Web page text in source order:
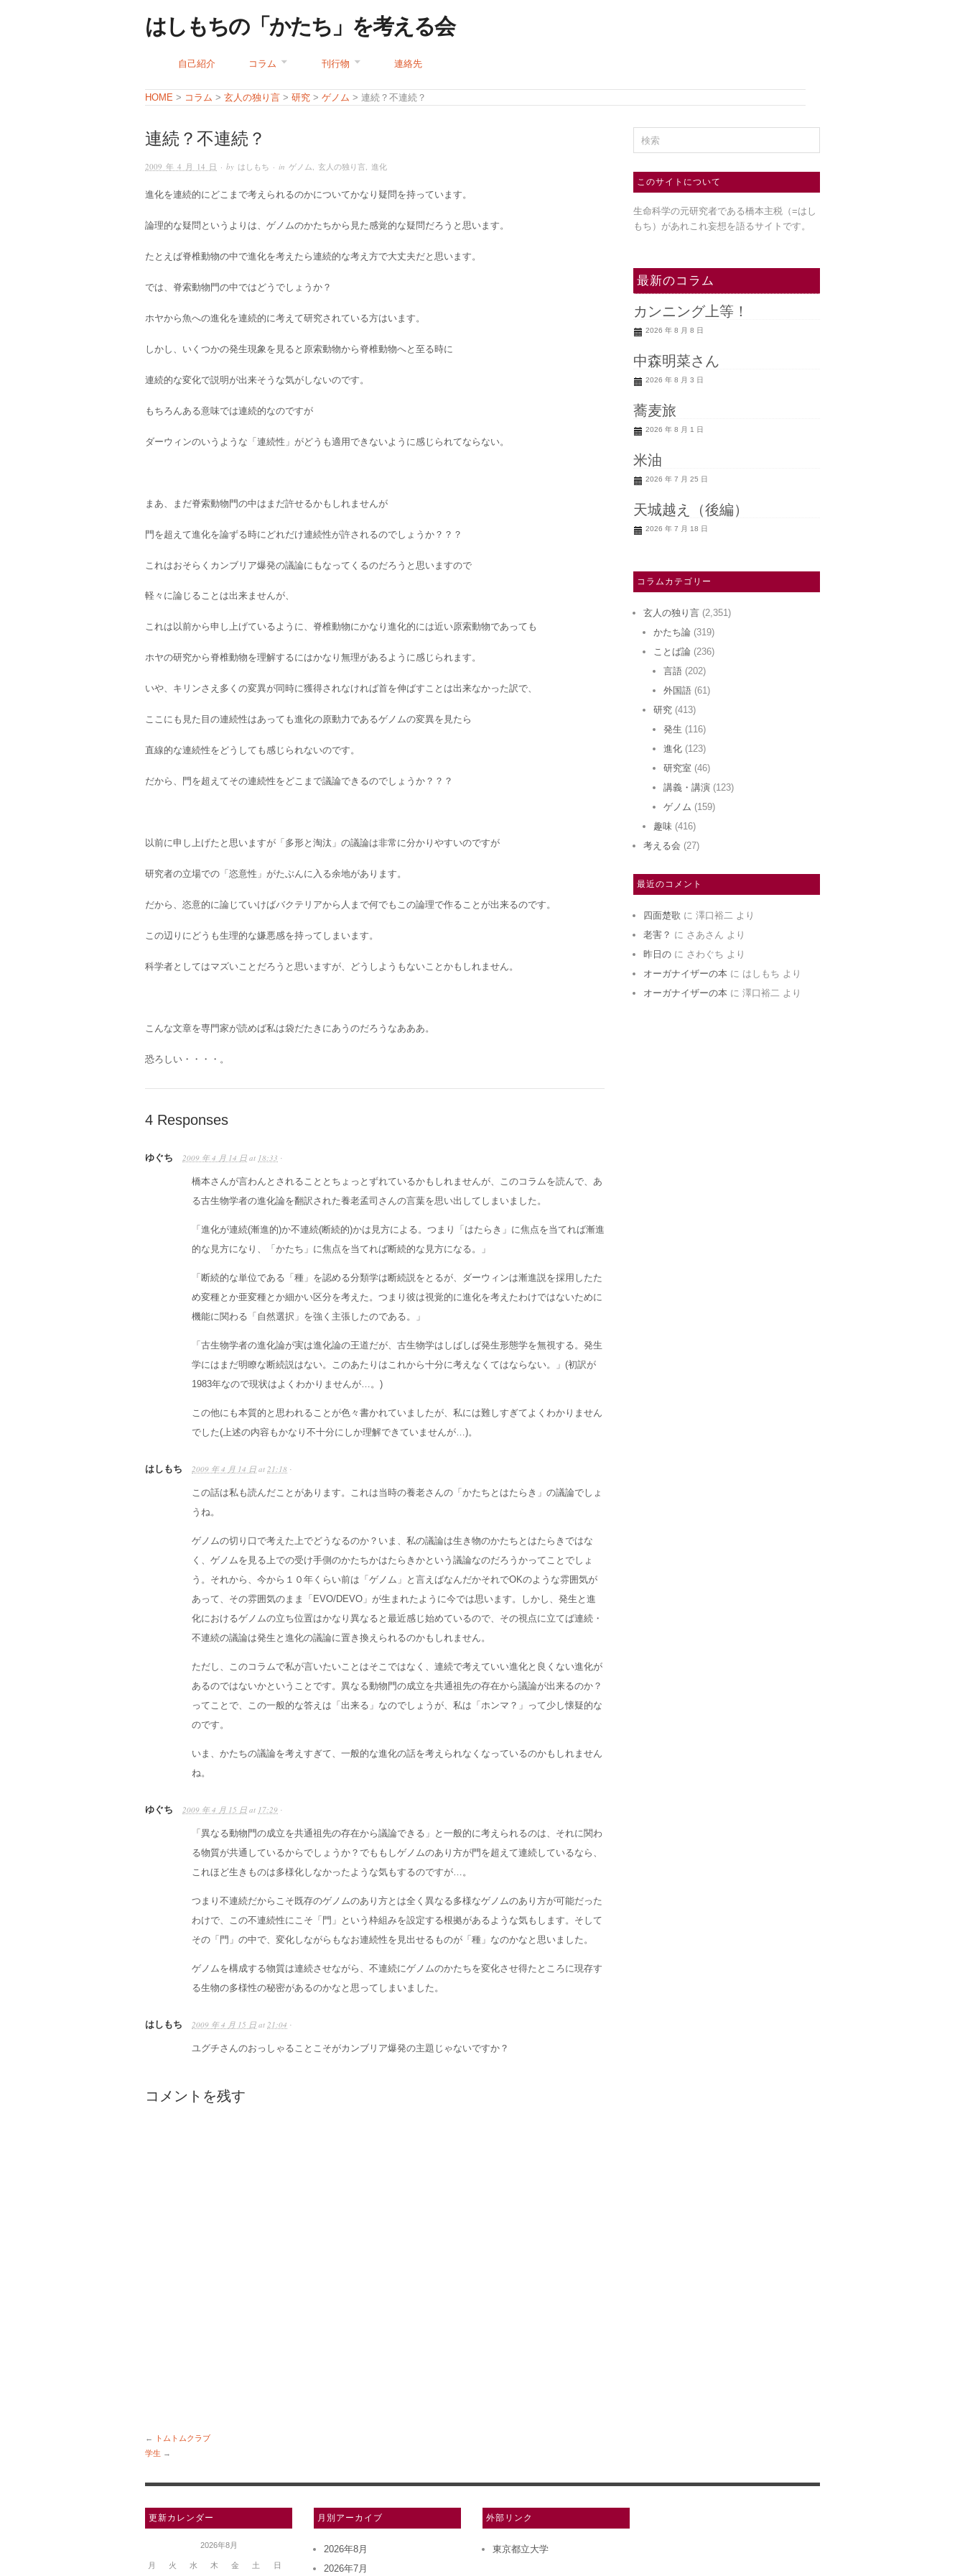
はしもちの「かたち」を考える会
自己紹介 コラム 刊行物 連絡先
HOME > コラム > 玄人の独り言 > 研究 > ゲノム > 連続？不連続？
連続？不連続？
2009 年 4 月 14 日 · by はしもち · in ゲノム, 玄人の独り言, 進化
進化を連続的にどこまで考えられるのかについてかなり疑問を持っています。
論理的な疑問というよりは、ゲノムのかたちから見た感覚的な疑問だろうと思います。
たとえば脊椎動物の中で進化を考えたら連続的な考え方で大丈夫だと思います。
では、脊索動物門の中ではどうでしょうか？
ホヤから魚への進化を連続的に考えて研究されている方はいます。
しかし、いくつかの発生現象を見ると原索動物から脊椎動物へと至る時に
連続的な変化で説明が出来そうな気がしないのです。
もちろんある意味では連続的なのですが
ダーウィンのいうような「連続性」がどうも適用できないように感じられてならない。
まあ、まだ脊索動物門の中はまだ許せるかもしれませんが
門を超えて進化を論ずる時にどれだけ連続性が許されるのでしょうか？？？
これはおそらくカンブリア爆発の議論にもなってくるのだろうと思いますので
軽々に論じることは出来ませんが、
これは以前から申し上げているように、脊椎動物にかなり進化的には近い原索動物であっても
ホヤの研究から脊椎動物を理解するにはかなり無理があるように感じられます。
いや、キリンさえ多くの変異が同時に獲得されなければ首を伸ばすことは出来なかった訳で、
ここにも見た目の連続性はあっても進化の原動力であるゲノムの変異を見たら
直線的な連続性をどうしても感じられないのです。
だから、門を超えてその連続性をどこまで議論できるのでしょうか？？？
以前に申し上げたと思いますが「多形と淘汰」の議論は非常に分かりやすいのですが
研究者の立場での「恣意性」がたぶんに入る余地があります。
だから、恣意的に論じていけばバクテリアから人まで何でもこの論理で作ることが出来るのです。
この辺りにどうも生理的な嫌悪感を持ってしまいます。
科学者としてはマズいことだろうと思いますが、どうしようもないことかもしれません。
こんな文章を専門家が読めば私は袋だたきにあうのだろうなあああ。
恐ろしい・・・・。
4 Responses
ゆぐち 2009 年 4 月 14 日 at 18:33 ·
橋本さんが言わんとされることとちょっとずれているかもしれませんが、このコラムを読んで、あ
る古生物学者の進化論を翻訳された養老孟司さんの言葉を思い出してしまいました。
「進化が連続(漸進的)か不連続(断続的)かは見方による。つまり「はたらき」に焦点を当てれば漸進
的な見方になり、「かたち」に焦点を当てれば断続的な見方になる。」
「断続的な単位である「種」を認める分類学は断続説をとるが、ダーウィンは漸進説を採用したた
め変種とか亜変種とか細かい区分を考えた。つまり彼は視覚的に進化を考えたわけではないために
機能に関わる「自然選択」を強く主張したのである。」
「古生物学者の進化論が実は進化論の王道だが、古生物学はしばしば発生形態学を無視する。発生
学にはまだ明瞭な断続説はない。このあたりはこれから十分に考えなくてはならない。」(初訳が
1983年なので現状はよくわかりませんが…。)
この他にも本質的と思われることが色々書かれていましたが、私には難しすぎてよくわかりません
でした(上述の内容もかなり不十分にしか理解できていませんが…)。
はしもち 2009 年 4 月 14 日 at 21:18 ·
この話は私も読んだことがあります。これは当時の養老さんの「かたちとはたらき」の議論でしょ
うね。
ゲノムの切り口で考えた上でどうなるのか？いま、私の議論は生き物のかたちとはたらきではな
く、ゲノムを見る上での受け手側のかたちかはたらきかという議論なのだろうかってことでしょ
う。それから、今から１０年くらい前は「ゲノム」と言えばなんだかそれでOKのような雰囲気が
あって、その雰囲気のまま「EVO/DEVO」が生まれたように今では思います。しかし、発生と進
化におけるゲノムの立ち位置はかなり異なると最近感じ始めているので、その視点に立てば連続・
不連続の議論は発生と進化の議論に置き換えられるのかもしれません。
ただし、このコラムで私が言いたいことはそこではなく、連続で考えていい進化と良くない進化が
あるのではないかということです。異なる動物門の成立を共通祖先の存在から議論が出来るのか？
ってことで、この一般的な答えは「出来る」なのでしょうが、私は「ホンマ？」って少し懐疑的な
のです。
いま、かたちの議論を考えすぎて、一般的な進化の話を考えられなくなっているのかもしれません
ね。
ゆぐち 2009 年 4 月 15 日 at 17:29 ·
「異なる動物門の成立を共通祖先の存在から議論できる」と一般的に考えられるのは、それに関わ
る物質が共通しているからでしょうか？でももしゲノムのあり方が門を超えて連続しているなら、
これほど生きものは多様化しなかったような気もするのですが…。
つまり不連続だからこそ既存のゲノムのあり方とは全く異なる多様なゲノムのあり方が可能だった
わけで、この不連続性にこそ「門」という枠組みを設定する根拠があるような気もします。そして
その「門」の中で、変化しながらもなお連続性を見出せるものが「種」なのかなと思いました。
ゲノムを構成する物質は連続させながら、不連続にゲノムのかたちを変化させ得たところに現存す
る生物の多様性の秘密があるのかなと思ってしまいました。
はしもち 2009 年 4 月 15 日 at 21:04 ·
ユグチさんのおっしゃることこそがカンブリア爆発の主題じゃないですか？
コメントを残す
←
トムトムクラブ
学生 →
このサイトについて
生命科学の元研究者である橋本主税（=はし
もち） があれこれ妄想を語るサイトです。
最新のコラム
カンニング上等！
2026 年 8 月 8 日
中森明菜さん
2026 年 8 月 3 日
蕎麦旅
2026 年 8 月 1 日
米油
2026 年 7 月 25 日
天城越え（後編）
2026 年 7 月 18 日
コラムカテゴリー
玄人の独り言 (2,351)
かたち論 (319)
ことば論 (236)
言語 (202)
外国語 (61)
研究 (413)
発生 (116)
進化 (123)
研究室 (46)
講義・講演 (123)
ゲノム (159)
趣味 (416)
考える会 (27)
最近のコメント
四面楚歌 に 澤口裕二 より
老害？ に さあさん より
昨日の に さわぐち より
オーガナイザーの本 に はしもち より
オーガナイザーの本 に 澤口裕二 より
更新カレンダー
2026年8月
月 火 水 木 金 土 日
月別アーカイブ
2026年8月
2026年7月
外部リンク
東京都立大学